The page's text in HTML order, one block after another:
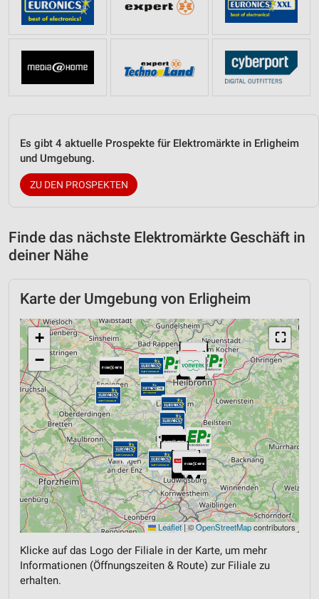
Es gibt 4 aktuelle Prospekte für Elektromärkte in Erligheim
und Umgebung.
ZU DEN PROSPEKTEN
Finde das nächste Elektromärkte Geschäft in
deiner Nähe
Karte der Umgebung von Erligheim
⛶
+
−
Leaflet |©OpenStreetMapcontributors
Klicke auf das Logo der Filiale in der Karte, um mehr
Informationen (Öffnungszeiten & Route) zur Filiale zu
erhalten.